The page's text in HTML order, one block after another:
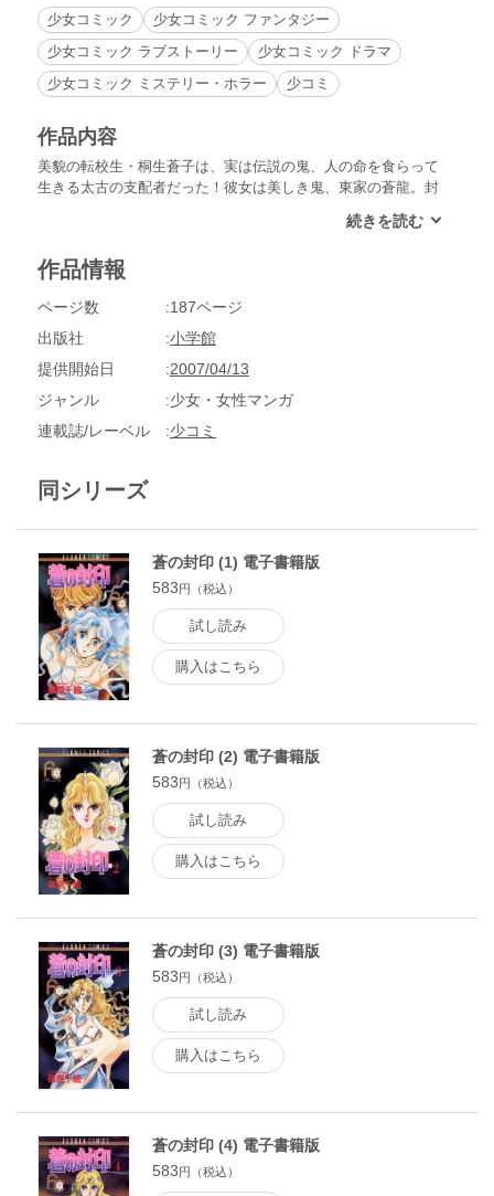
少女コミック
少女コミック ファンタジー
少女コミック ラブストーリー
少女コミック ドラマ
少女コミック ミステリー・ホラー
少コミ
作品内容
美貌の転校生・桐生蒼子は、実は伝説の鬼、人の命を食らって
生きる太古の支配者だった！彼女は美しき鬼、東家の蒼龍。封
作品情報
ページ数
187ページ
出版社
小学館
提供開始日
2007/04/13
ジャンル
少女・女性マンガ
連載誌/レーベル
少コミ
同シリーズ
蒼の封印 (1) 電子書籍版
583円（税込）
試し読み
購入はこちら
蒼の封印 (2) 電子書籍版
583円（税込）
試し読み
購入はこちら
蒼の封印 (3) 電子書籍版
583円（税込）
試し読み
購入はこちら
蒼の封印 (4) 電子書籍版
583円（税込）